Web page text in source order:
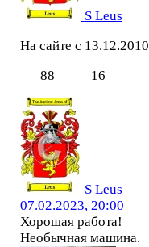
S Leus
На сайте с 13.12.2010
88
16
S Leus
07.02.2023, 20:00
Хорошая работа!
Необычная машина.